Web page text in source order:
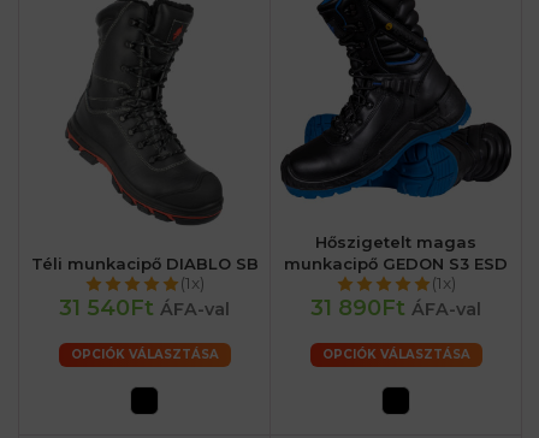
Téli munkacipő DIABLO SB
(1x)
31 540Ft ÁFA-val
OPCIÓK VÁLASZTÁSA
Hőszigetelt magas
munkacipő GEDON S3 ESD
(1x)
31 890Ft ÁFA-val
OPCIÓK VÁLASZTÁSA